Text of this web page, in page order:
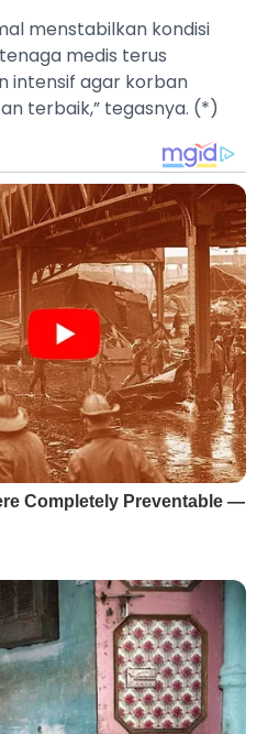
menstabilkan kondisi
medis terus
intensif agar korban
terbaik,” tegasnya. (*)